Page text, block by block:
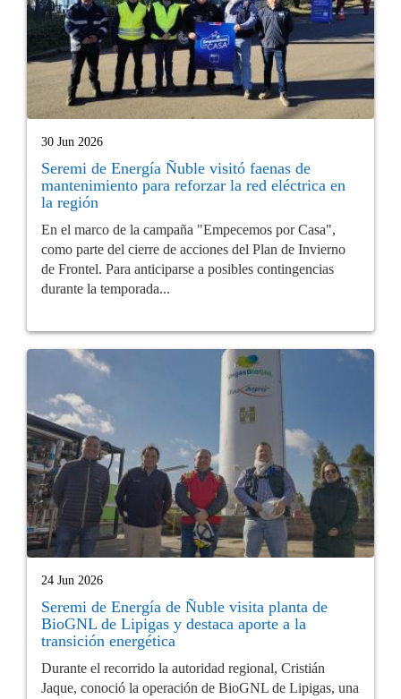
30 Jun 2026
Seremi de Energía Ñuble visitó faenas de
mantenimiento para reforzar la red eléctrica en
la región
En el marco de la campaña "Empecemos por Casa",
como parte del cierre de acciones del Plan de Invierno
de Frontel. Para anticiparse a posibles contingencias
durante la temporada...
24 Jun 2026
Seremi de Energía de Ñuble visita planta de
BioGNL de Lipigas y destaca aporte a la
transición energética
Durante el recorrido la autoridad regional, Cristián
Jaque, conoció la operación de BioGNL de Lipigas, una